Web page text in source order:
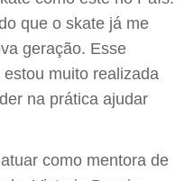
que o skate já me
geração. Esse
muito realizada
na prática ajudar
como mentora de